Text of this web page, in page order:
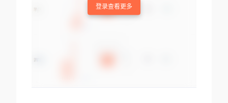
登录查看更多